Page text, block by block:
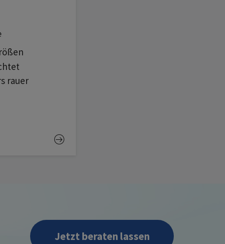
rauer
Jetzt beraten lassen